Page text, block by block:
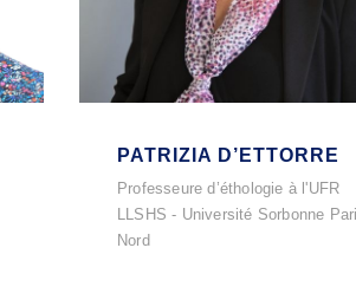
PATRIZIA D’ETTORRE
Professeure d’éthologie à l'UFR
LLSHS - Université Sorbonne
Nord